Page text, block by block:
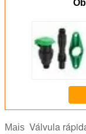
Mais Válvula